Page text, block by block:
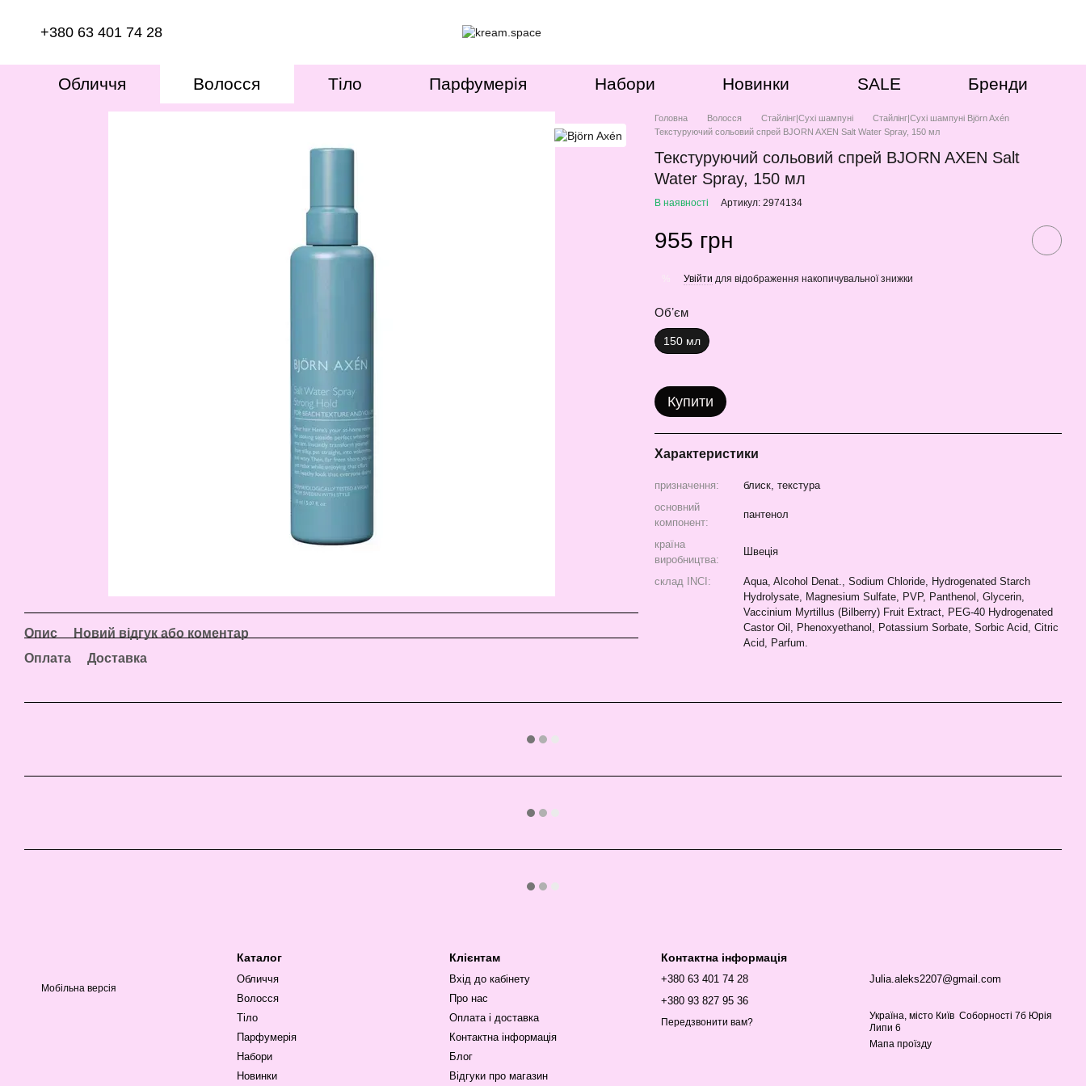
+380 63 401 74 28
Обличчя Волосся Тіло Парфумерія Набори Новинки SALE Бренди
Опис
Новий відгук або коментар
Оплата
Доставка
Головна Волосся Стайлінг|Сухі шампуні
Стайлінг|Сухі шампуні Björn Axén
Текстуруючий сольовий спрей BJORN AXEN Salt Water Spray, 150 мл
Текстуруючий сольовий спрей BJORN AXEN Salt
Water Spray, 150 мл
В наявності Артикул: 2974134
955 грн
Увійти для відображення накопичувальної знижки
Обʼєм
150 мл
Купити
Характеристики
призначення:
блиск, текстура
основний
компонент:
пантенол
країна
виробництва:
Швеція
склад INCI:
Aqua, Alcohol Denat., Sodium Chloride, Hydrogenated Starch
Hydrolysate, Magnesium Sulfate, PVP, Panthenol, Glycerin,
Vaccinium Myrtillus (Bilberry) Fruit Extract, PEG-40 Hydrogenated
Castor Oil, Phenoxyethanol, Potassium Sorbate, Sorbic Acid, Citric
Acid, Parfum.
Мобільна версія
Каталог
Обличчя
Волосся
Тіло
Парфумерія
Набори
Новинки
Клієнтам
Вхід до кабінету
Про нас
Оплата і доставка
Контактна інформація
Блог
Відгуки про магазин
Контактна інформація
+380 63 401 74 28
+380 93 827 95 36
Передзвонити вам?
Julia.aleks2207@gmail.com
Україна, місто Київ Соборності 7б Юрія
Липи 6
Мапа проїзду